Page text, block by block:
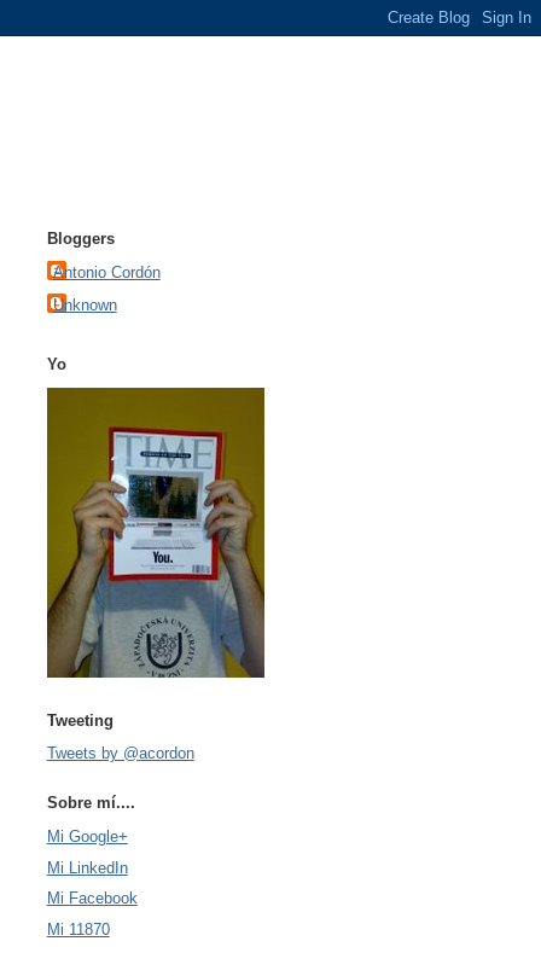
Bloggers
Antonio Cordón
Unknown
Yo
Tweeting
Tweets by @acordon
Sobre mí....
Mi Google+
Mi LinkedIn
Mi Facebook
Mi 11870